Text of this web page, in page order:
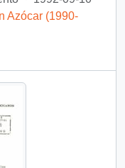
Azócar (1990-